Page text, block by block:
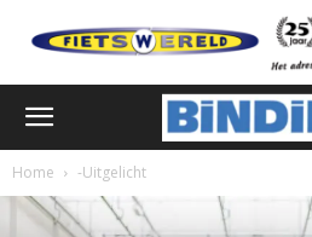
Home -Uitgelicht